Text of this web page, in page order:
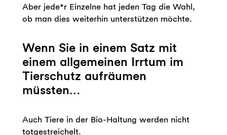
Aber jede*r Einzelne hat jeden Tag die Wahl,
ob man dies weiterhin unterstützen möchte.
Wenn Sie in einem Satz mit
einem allgemeinen Irrtum im
Tierschutz aufräumen
müssten…
Auch Tiere in der Bio-Haltung werden nicht
totgestreichelt.